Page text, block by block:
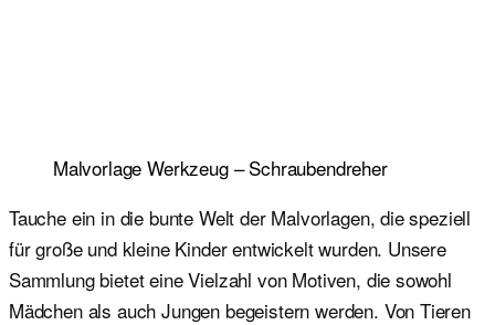
Malvorlage Werkzeug – Schraubendreher
Tauche ein in die bunte Welt der Malvorlagen, die speziell
für große und kleine Kinder entwickelt wurden. Unsere
Sammlung bietet eine Vielzahl von Motiven, die sowohl
Mädchen als auch Jungen begeistern werden. Von Tieren